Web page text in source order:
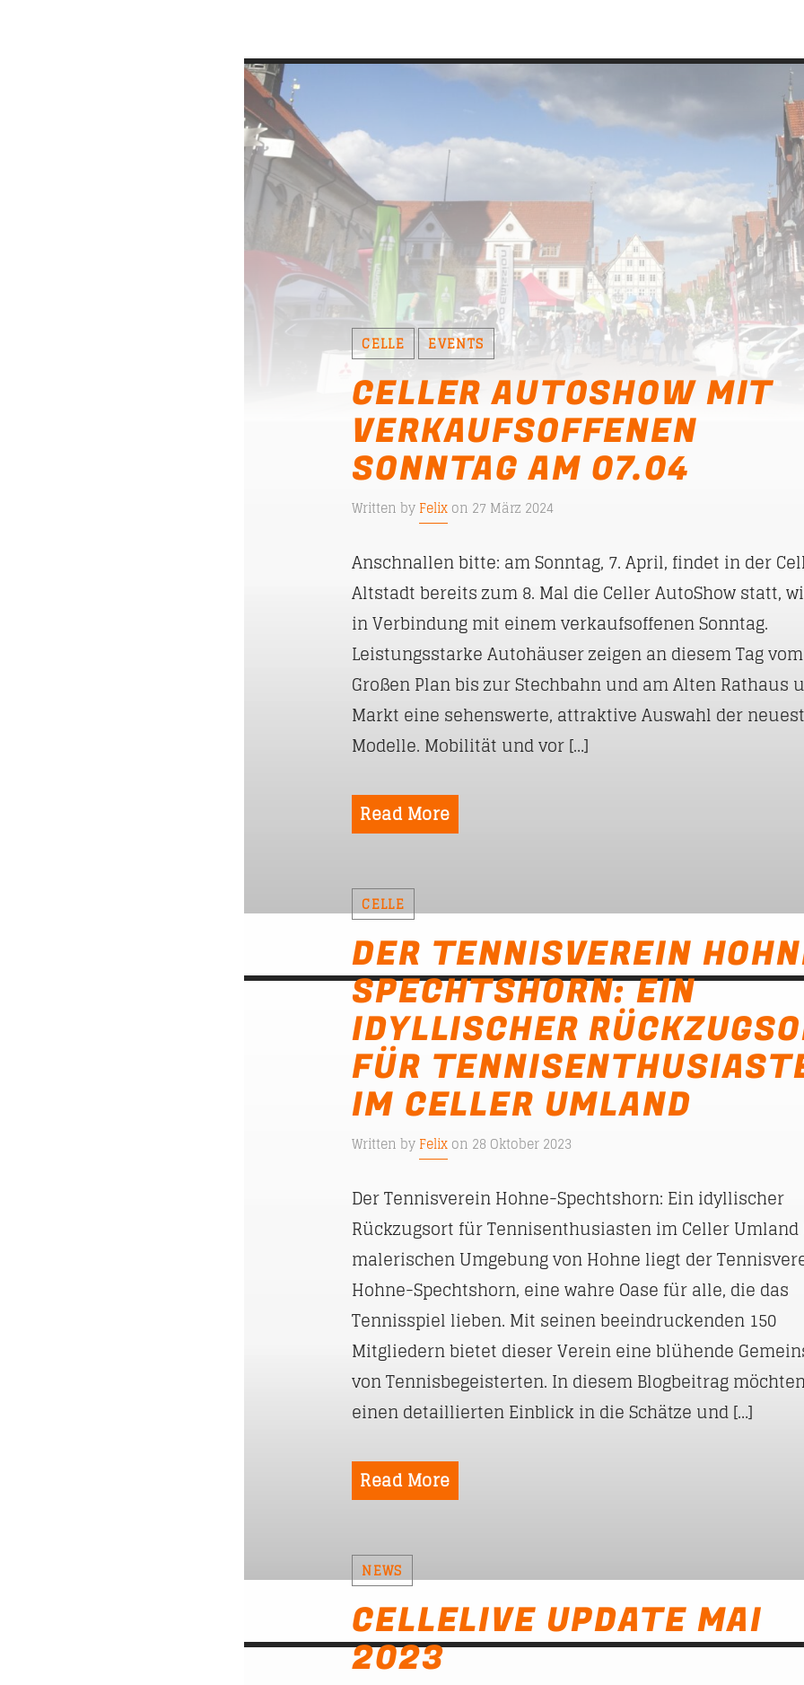
DEINE HITS
Discover More
Loading..
CELLE EVENTS
CELLER AUTOSHOW MIT
VERKAUFSOFFENEN
SONNTAG AM 07.04
Written by Felix on 27 März 2024
Anschnallen bitte: am Sonntag, 7. April, findet in der
Altstadt bereits zum 8. Mal die Celler AutoShow statt,
in Verbindung mit einem verkaufsoffenen Sonntag.
Leistungsstarke Autohäuser zeigen an diesem Tag vom
Großen Plan bis zur Stechbahn und am Alten Rathaus
Markt eine sehenswerte, attraktive Auswahl der
Modelle. Mobilität und vor […]
Read More
CELLE
DER TENNISVEREIN
SPECHTSHORN: EIN
IDYLLISCHER
FÜR
IM CELLER UMLAND
Written by Felix on 28 Oktober 2023
Der Tennisverein Hohne-Spechtshorn: Ein idyllischer
Rückzugsort für Tennisenthusiasten im Celler
malerischen Umgebung von Hohne liegt der
Hohne-Spechtshorn, eine wahre Oase für alle, die das
Tennisspiel lieben. Mit seinen beeindruckenden 150
Mitgliedern bietet dieser Verein eine blühende
von Tennisbegeisterten. In diesem Blogbeitrag
einen detaillierten Einblick in die Schätze und […]
Read More
NEWS
CELLELIVE UPDATE MAI
2023